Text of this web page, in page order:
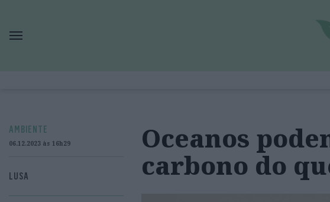
AMBIENTE
06.12.2023 às 16h29
LUSA
Oceanos
carbono do